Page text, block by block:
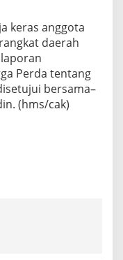
keras anggota
daerah
Perda tentang
bersama–
(hms/cak)